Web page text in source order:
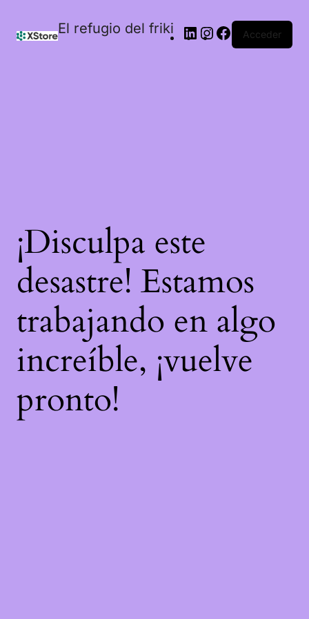
El refugio del friki Acceder
¡Disculpa este
desastre! Estamos
trabajando en algo
increíble, ¡vuelve
pronto!